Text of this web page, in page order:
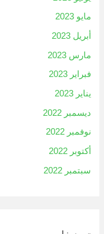
مايو 2023
أبريل 2023
مارس 2023
فبراير 2023
يناير 2023
ديسمبر 2022
نوفمبر 2022
أكتوبر 2022
سبتمبر 2022